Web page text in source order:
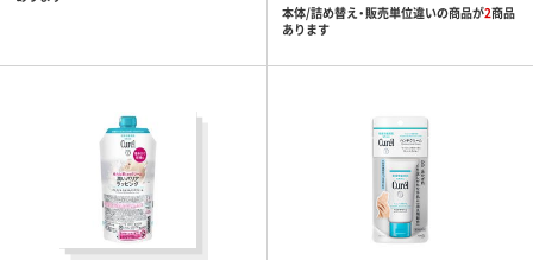
本体/詰め替え・販売単位違いの商品が2商品
あります